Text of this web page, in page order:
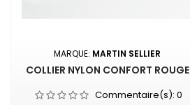
MARQUE: MARTIN SELLIER
COLLIER NYLON CONFORT ROUGE
Commentaire(s): 0